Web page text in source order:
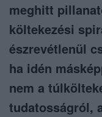
meghitt
költekezési
észrevétlenül
ha idén
nem a
tudatosságról,